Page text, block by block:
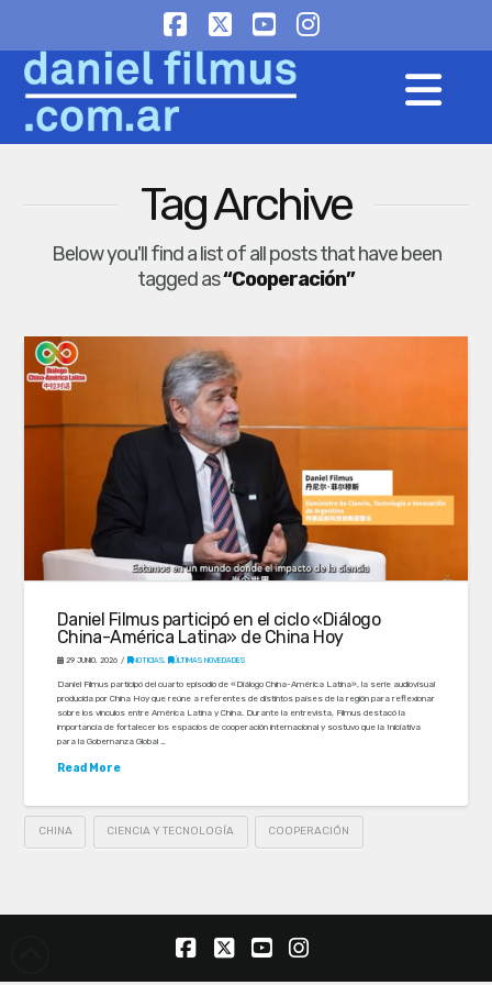
Facebook
X YouTube
Instagram
Tag Archive
Below you'll find a list of all posts that have been
tagged as“Cooperación”
Daniel Filmus participó en el ciclo «Diálogo
China-América Latina» de China Hoy
29 JUNIO, 2026 NOTICIAS, ÚLTIMAS NOVEDADES
Daniel Filmus participó del cuarto episodio de «Diálogo China-América Latina», la serie audiovisual
producida por China Hoy que reúne a referentes de distintos países de la región para reflexionar
sobre los vínculos entre América Latina y China. Durante la entrevista, Filmus destacó la
importancia de fortalecer los espacios de cooperación internacional y sostuvo que la Iniciativa
para la Gobernanza Global …
Read More
CHINA CIENCIA Y TECNOLOGÍA COOPERACIÓN